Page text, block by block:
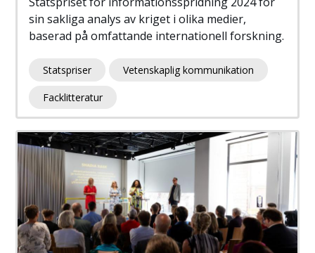
sin sakliga analys av kriget i olika medier,
baserad på omfattande internationell forskning.
Statspriser Vetenskaplig kommunikation
Facklitteratur